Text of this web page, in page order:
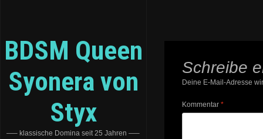
BDSM Queen
Syonera von
Styx
—– klassische Domina seit 25 Jahren —–
Schreibe
Deine E-Mail-Adresse
Kommentar *